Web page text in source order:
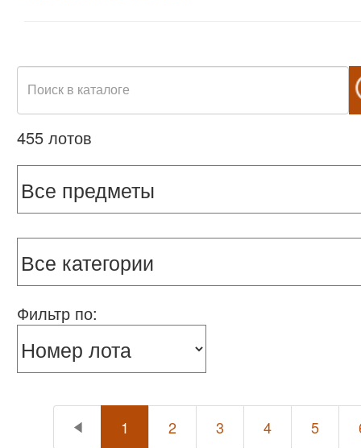
455 лотов
Фильтр по:
1 2 3 4 5